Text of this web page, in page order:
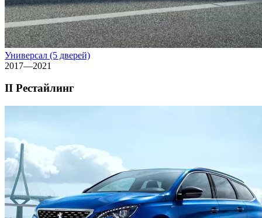
Универсал (5 дверей)
2017—2021
II Рестайлинг